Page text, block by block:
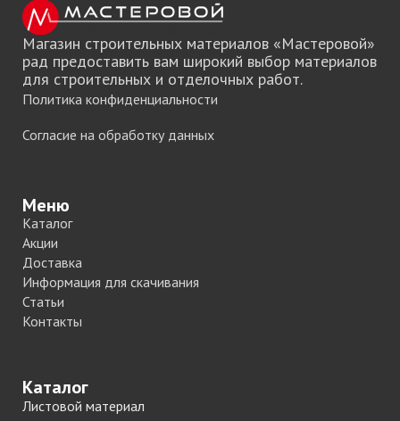
Магазин строительных материалов «Мастеровой»
рад предоставить вам широкий выбор материалов
для строительных и отделочных работ.
Политика конфиденциальности
Согласие на обработку данных
Меню
Каталог
Акции
Доставка
Информация для скачивания
Статьи
Контакты
Каталог
Листовой материал